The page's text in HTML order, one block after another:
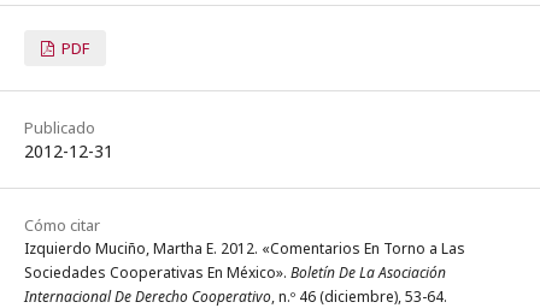
PDF
Publicado
2012-12-31
Cómo citar
Izquierdo Muciño, Martha E. 2012. «Comentarios En Torno a Las
Sociedades Cooperativas En México». Boletín De La Asociación
Internacional De Derecho Cooperativo, n.º 46 (diciembre), 53-64.